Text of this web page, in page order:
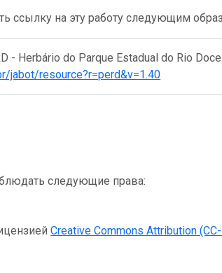
ссылку на эту работу следующим
- Herbário do Parque Estadual do Rio
jabot/resource?r=perd&v=1.40
следующие права:
Creative Commons Attribution